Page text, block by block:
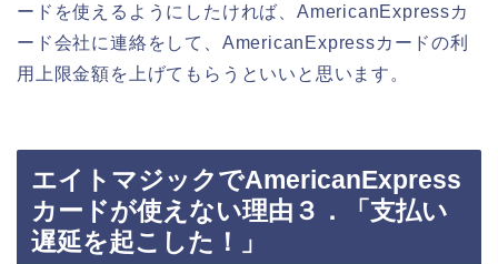
ードを使えるようにしたければ、AmericanExpressカ
ード会社に連絡をして、AmericanExpressカードの利
用上限金額を上げてもらうといいと思います。
エイトマジックでAmericanExpress
カードが使えない理由３．「支払い
遅延を起こした！」